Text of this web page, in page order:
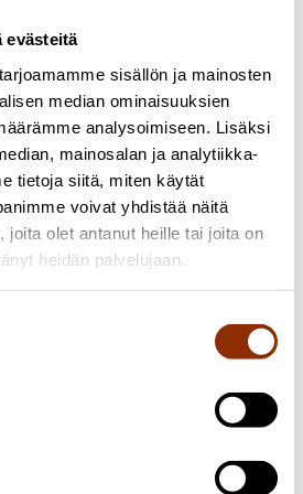
evästeitä
sisällön ja mainosten
median ominaisuuksien
analysoimiseen. Lisäksi
mainosalan ja analytiikka-
tietoja siitä, miten käytät
voivat yhdistää näitä
joita olet antanut heille tai joita on
heidän palvelujaan.
KTM +358 50 4300658
Profiili
tutkijalta erityisosaamista - tiedon ja
rajoittaa tieteen tekemistä
kysymyksistä